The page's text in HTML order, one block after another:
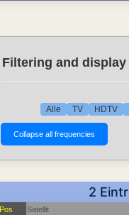
Filtering and
Alle TV HDTV
2
Pos Satellit